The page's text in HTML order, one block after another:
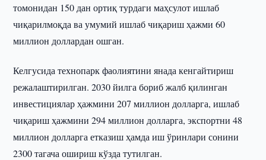
томонидан 150 дан ортиқ турдаги маҳсулот ишлаб
чиқарилмоқда ва умумий ишлаб чиқариш ҳажми 60
миллион доллардан ошган.
Келгусида технопарк фаолиятини янада кенгайтириш
режалаштирилган. 2030 йилга бориб жалб қилинган
инвестициялар ҳажмини 207 миллион долларга, ишлаб
чиқариш ҳажмини 294 миллион долларга, экспортни 48
миллион долларга етказиш ҳамда иш ўринлари сонини
2300 тагача ошириш кўзда тутилган.